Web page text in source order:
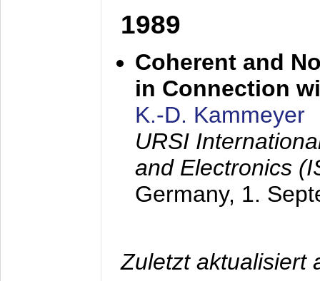
1989
Coherent and
in Connection
K.-D. Kammeyer
URSI
and Electronics
Germany, 1.
Zuletzt aktualisiert